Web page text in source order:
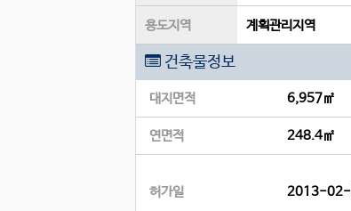
용도지역 계획관리지역
건축물정보
대지면적 6,957㎡
연면적 248.4㎡
허가일 2013-